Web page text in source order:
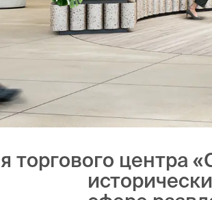
торгового центра